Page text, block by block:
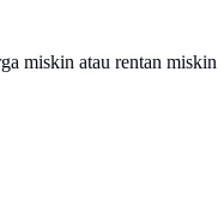
miskin atau rentan miskin